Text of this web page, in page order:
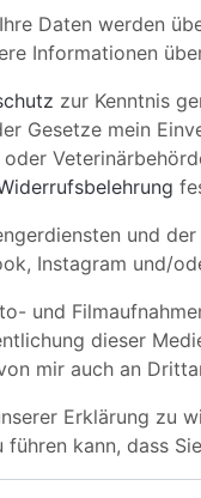
Daten werden
Informationen
zur Kenntnis
Gesetze mein
und
Instagram und/
und
dieser
mir auch an
Erklärung zu
kann, dass